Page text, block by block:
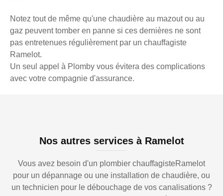
Notez tout de même qu'une chaudière au mazout ou au
gaz peuvent tomber en panne si ces dernières ne sont
pas entretenues régulièrement par un chauffagiste
Ramelot.
Un seul appel à Plomby vous évitera des complications
avec votre compagnie d'assurance.
Nos autres services à Ramelot
Vous avez besoin d'un plombier chauffagisteRamelot
pour un dépannage ou une installation de chaudière, ou
un technicien pour le débouchage de vos canalisations ?